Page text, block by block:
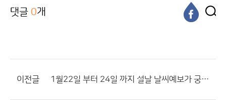
댓글 0개
이전글 1월22일 부터 24일 까지 설날 날씨예보가 궁금합니다